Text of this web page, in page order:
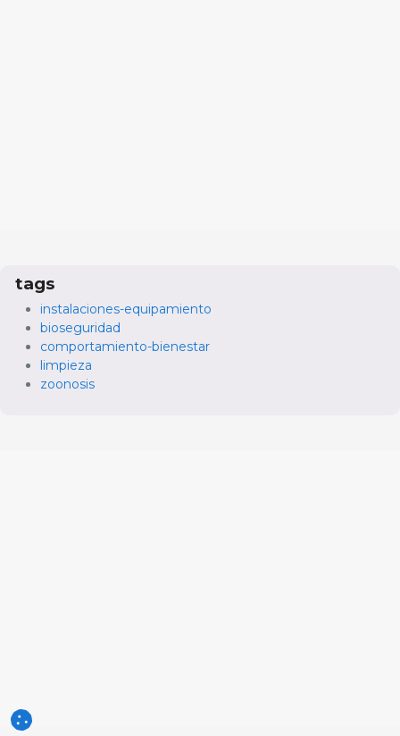
tags
instalaciones-equipamiento
bioseguridad
comportamiento-bienestar
limpieza
zoonosis